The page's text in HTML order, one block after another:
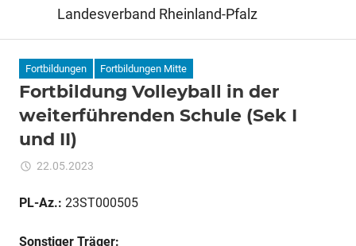
Landesverband Rheinland-Pfalz
Fortbildungen Fortbildungen Mitte
Fortbildung Volleyball in der
weiterführenden Schule (Sek I
und II)
22.05.2023
PL-Az.: 23ST000505
Sonstiger Träger: